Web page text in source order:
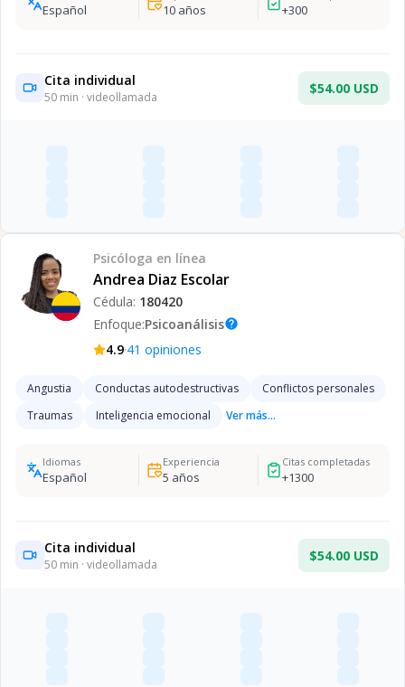
Español 10años +300
Cita individual
50 min · videollamada
$54.00 USD
Psicóloga en línea
Andrea Diaz Escolar
Cédula: 180420
Enfoque:Psicoanálisishelp
4.9·41 opiniones
Angustia Conductas autodestructivas
Conflictos personales
Traumas
Inteligencia emocional Ver más...
Idiomas
Español
Experiencia
5 años
Citas completadas
+1300
Cita individual
50 min · videollamada
$54.00 USD